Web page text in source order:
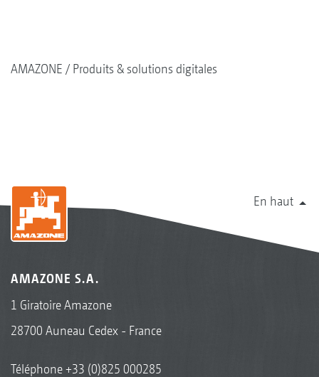
AMAZONE Produits & solutions digitales
En haut
AMAZONE S.A.
1 Giratoire Amazone
28700 Auneau Cedex - France
Téléphone+33 (0)825 000285